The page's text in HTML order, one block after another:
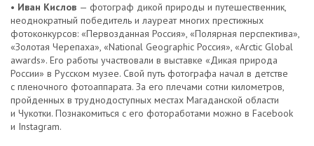
• Иван Кислов — фотограф дикой природы и путешественник,
неоднократный победитель и лауреат многих престижных
фотоконкурсов: «Первозданная Россия», «Полярная перспектива»,
«Золотая Черепаха», «National Geographic Россия», «Arctic Global
awards». Его работы участвовали в выставке «Дикая природа
России» в Русском музее. Свой путь фотографа начал в детстве
с пленочного фотоаппарата. За его плечами сотни километров,
пройденных в труднодоступных местах Магаданской области
и Чукотки. Познакомиться с его фотоработами можно в Facebook
и Instagram.